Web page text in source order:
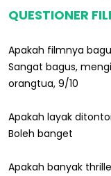
QUESTIONER
Apakah filmnya
Sangat bagus,
orangtua, 9/10
Apakah layak
Boleh banget
Apakah banyak